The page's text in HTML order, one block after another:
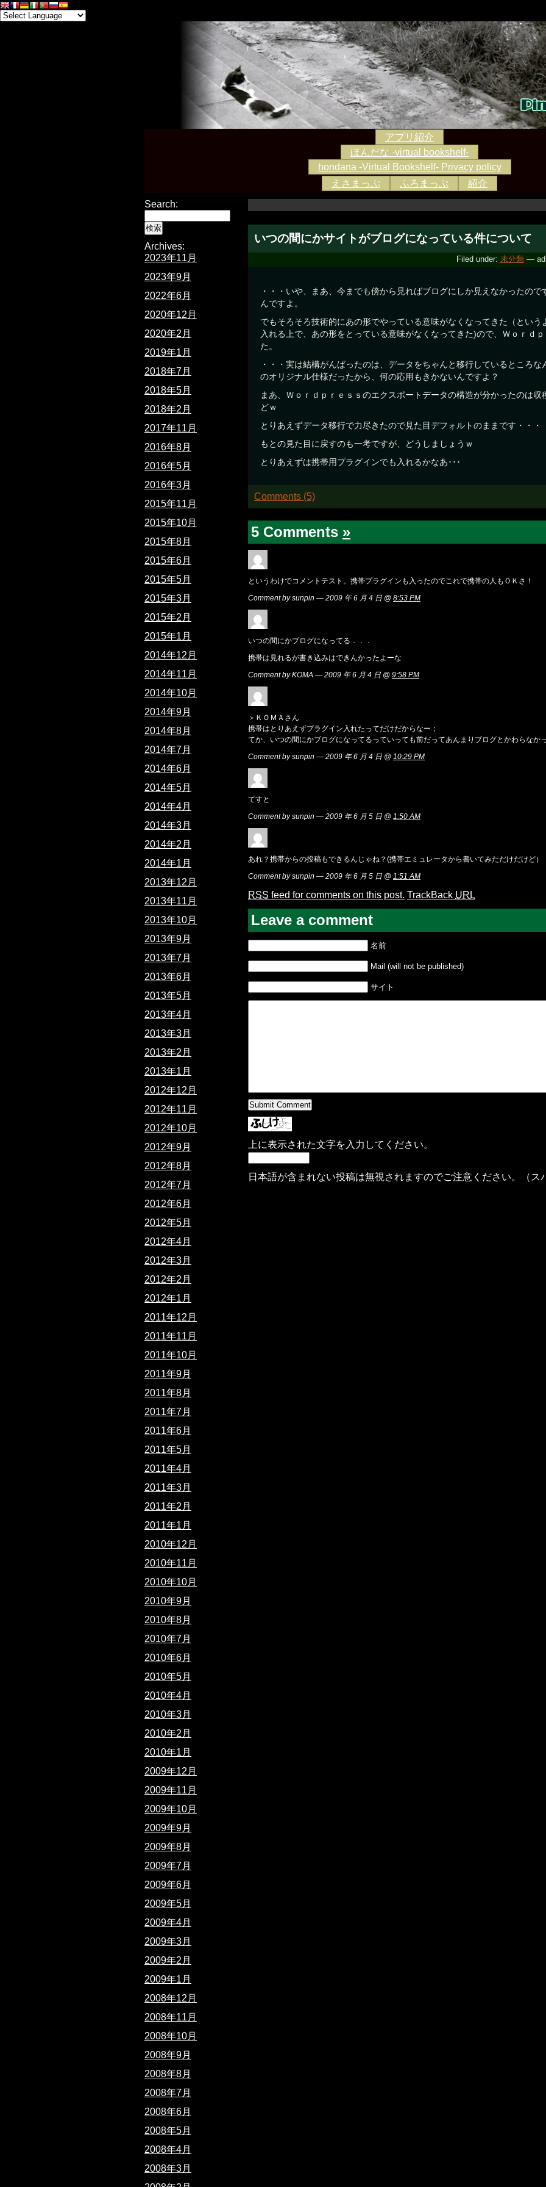
アプリ紹介
ほんだな -virtual bookshelf-
hondana -Virtual Bookshelf- Privacy policy
えさまっぷ
ふろまっぷ 紹介
いつの間にかサイトがブログになっている件について
Filed under: 未分類 —
・・・いや、まあ、今までも傍から見ればブログにしか見えなかったの
んですよ。
でもそろそろ技術的にあの形でやっている意味がなくなってきた（という
入れる上で、あの形をとっている意味がなくなってきた)ので、Ｗｏｒｄ
た。
・・・実は結構がんばったのは、データをちゃんと移行しているところな
のオリジナル仕様だったから、何の応用もきかないんですよ？
まあ、Ｗｏｒｄｐｒｅｓｓのエクスポートデータの構造が分かったのは収
どｗ
とりあえずデータ移行で力尽きたので見た目デフォルトのままです・・・
もとの見た目に戻すのも一考ですが、どうしましょうｗ
とりあえずは携帯用プラグインでも入れるかなあ･･･
Comments (5)
5 Comments »
というわけでコメントテスト。携帯プラグインも入ったのでこれで携帯の人もＯＫさ！
Comment by sunpin — 2009 年 6 月 4 日 @ 8:53 PM
いつの間にかブログになってる．．．
携帯は見れるが書き込みはできんかったよーな
Comment by KOMA — 2009 年 6 月 4 日 @ 9:58 PM
＞ＫＯＭＡさん
携帯はとりあえずプラグイン入れたってだけだからなー；
てか、いつの間にかブログになってるっていっても前だってあんまりブログとかわらなか
Comment by sunpin — 2009 年 6 月 4 日 @ 10:29 PM
てすと
Comment by sunpin — 2009 年 6 月 5 日 @ 1:50 AM
あれ？携帯からの投稿もできるんじゃね？(携帯エミュレータから書いてみただけだけど）
Comment by sunpin — 2009 年 6 月 5 日 @ 1:51 AM
RSS feed for comments on this post. TrackBack URL
Leave a comment
名前
Mail (will not be published)
サイト
上に表示された文字を入力してください。
日本語が含まれない投稿は無視されますのでご注意ください。（ス
Search:
Archives:
2023年11月
2023年9月
2022年6月
2020年12月
2020年2月
2019年1月
2018年7月
2018年5月
2018年2月
2017年11月
2016年8月
2016年5月
2016年3月
2015年11月
2015年10月
2015年8月
2015年6月
2015年5月
2015年3月
2015年2月
2015年1月
2014年12月
2014年11月
2014年10月
2014年9月
2014年8月
2014年7月
2014年6月
2014年5月
2014年4月
2014年3月
2014年2月
2014年1月
2013年12月
2013年11月
2013年10月
2013年9月
2013年7月
2013年6月
2013年5月
2013年4月
2013年3月
2013年2月
2013年1月
2012年12月
2012年11月
2012年10月
2012年9月
2012年8月
2012年7月
2012年6月
2012年5月
2012年4月
2012年3月
2012年2月
2012年1月
2011年12月
2011年11月
2011年10月
2011年9月
2011年8月
2011年7月
2011年6月
2011年5月
2011年4月
2011年3月
2011年2月
2011年1月
2010年12月
2010年11月
2010年10月
2010年9月
2010年8月
2010年7月
2010年6月
2010年5月
2010年4月
2010年3月
2010年2月
2010年1月
2009年12月
2009年11月
2009年10月
2009年9月
2009年8月
2009年7月
2009年6月
2009年5月
2009年4月
2009年3月
2009年2月
2009年1月
2008年12月
2008年11月
2008年10月
2008年9月
2008年8月
2008年7月
2008年6月
2008年5月
2008年4月
2008年3月